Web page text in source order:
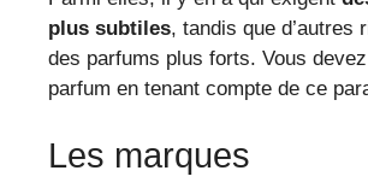
plus subtiles, tandis que d’autres
des parfums plus forts. Vous
parfum en tenant compte de ce
Les marques